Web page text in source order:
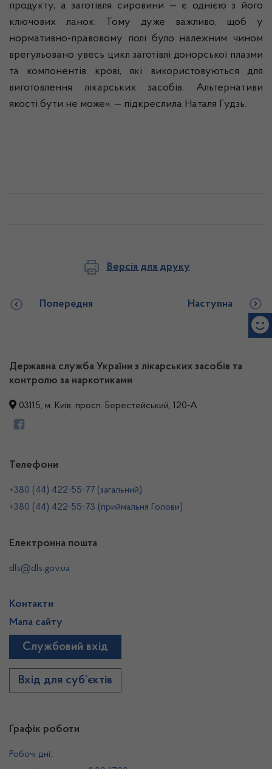
продукту, а заготівля сировини — є однією з його
ключових ланок. Тому дуже важливо, щоб у
нормативно-правовому полі було належним чином
врегульовано увесь цикл заготівлі донорської плазми
та компонентів крові, які використовуються для
виготовлення лікарських засобів. Альтернативи
якості бути не може», — підкреслила Наталя Гудзь.
Версія для друку
Попередня Наступна
Державна служба України з лікарських засобів та
контролю за наркотиками
03115, м. Київ, просп. Берестейський, 120-А
Графік роботи
Робочі дні:
Телефони
+380 (44) 422-55-77 (загальний)
+380 (44) 422-55-73 (приймальня Голови)
Електронна пошта
dls@dls.gov.ua
Контакти
Мапа сайту
Службовий вхід
Вхід для суб’єктів